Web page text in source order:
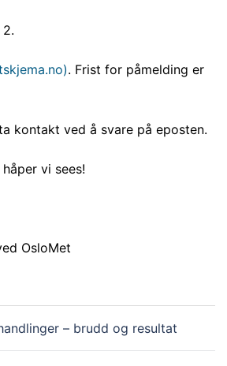
. Frist for påmelding er
kontakt ved å svare på eposten.
vi sees!
OsloMet
– brudd og resultat